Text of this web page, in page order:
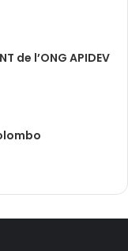
de l’ONG APIDEV